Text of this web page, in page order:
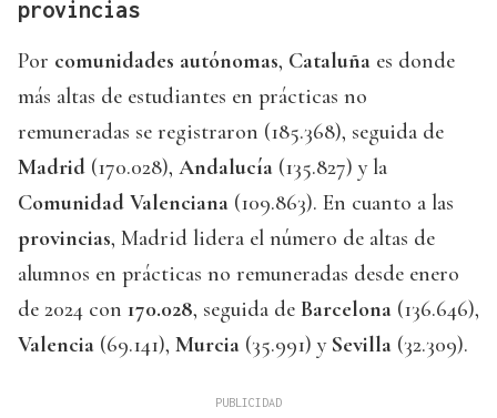
provincias
Por comunidades autónomas, Cataluña es donde
más altas de estudiantes en prácticas no
remuneradas se registraron (185.368), seguida de
Madrid (170.028), Andalucía (135.827) y la
Comunidad Valenciana (109.863). En cuanto a las
provincias, Madrid lidera el número de altas de
alumnos en prácticas no remuneradas desde enero
de 2024 con 170.028, seguida de Barcelona (136.646),
Valencia (69.141), Murcia (35.991) y Sevilla (32.309).